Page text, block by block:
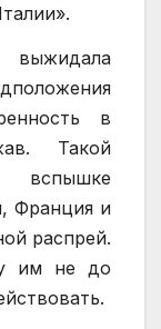
в
Такой
Франция и
распрей.
им не до